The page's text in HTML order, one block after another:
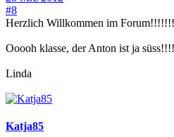
#8
Herzlich Willkommen im
Ooooh klasse, der Anton ist ja
Linda
Katja85